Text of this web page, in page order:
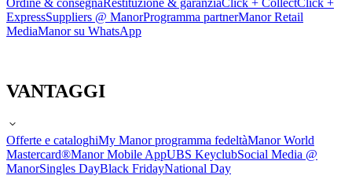
Ordine & consegnaRestituzione & garanziaClick + CollectClick +
ExpressSuppliers @ ManorProgramma partnerManor Retail
MediaManor su WhatsApp
VANTAGGI
Offerte e cataloghiMy Manor programma fedeltàManor World
Mastercard®Manor Mobile AppUBS KeyclubSocial Media @
ManorSingles DayBlack FridayNational Day